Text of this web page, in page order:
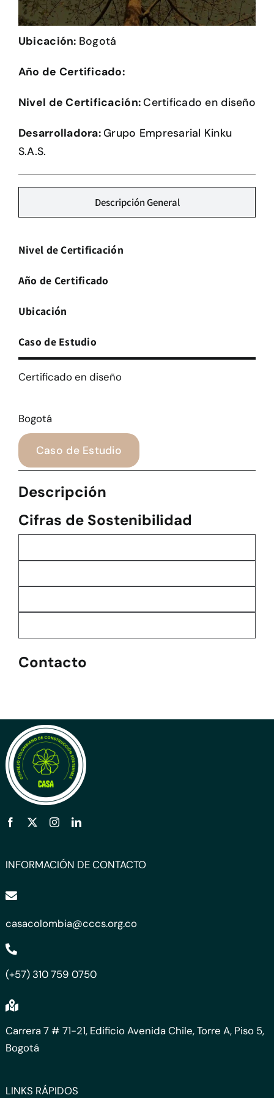
Herramientas
Credenciales
Plataforma CASA
Ubicación: Bogotá
Año de Certificado:
Nivel de Certificación:Certificado en diseño
Desarrolladora:Grupo Empresarial Kinku
S.A.S.
Descripción General
Nivel de Certificación
Año de Certificado
Ubicación
Caso de Estudio
Certificado en diseño
Bogotá
Caso de Estudio
Descripción
Cifras de Sostenibilidad
Contacto
INFORMACIÓN DE CONTACTO
casacolombia@cccs.org.co
(+57) 310 759 0750
Carrera 7 # 71-21, Edificio Avenida Chile, Torre A, Piso 5,
Bogotá
LINKS RÁPIDOS